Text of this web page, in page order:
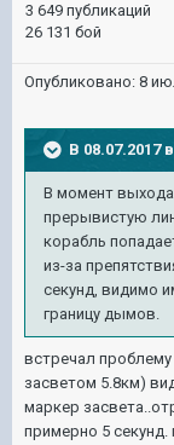
3 649 публикаций
26 131 бой
Опубликовано: 8
В 08.07.2017
В момент
прерывистую
корабль
из-за
секунд, видимо
границу дымов.
встречал проблему
засветом 5.8км)
маркер
примерно 5 секунд.